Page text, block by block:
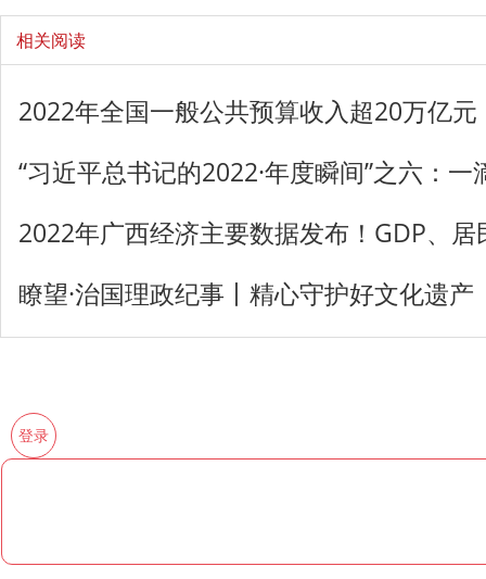
相关阅读
2022年全国一般公共预算收入超20万亿元
“习近平总书记的2022·年度瞬间”之六：
2022年广西经济主要数据发布！GDP、
瞭望·治国理政纪事丨精心守护好文化遗产
登录